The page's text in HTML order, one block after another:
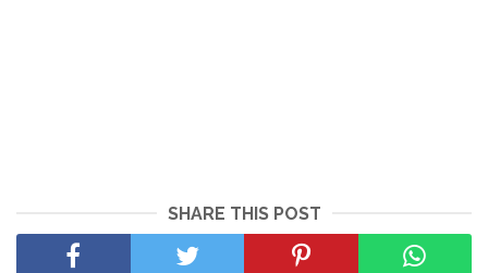
SHARE THIS POST